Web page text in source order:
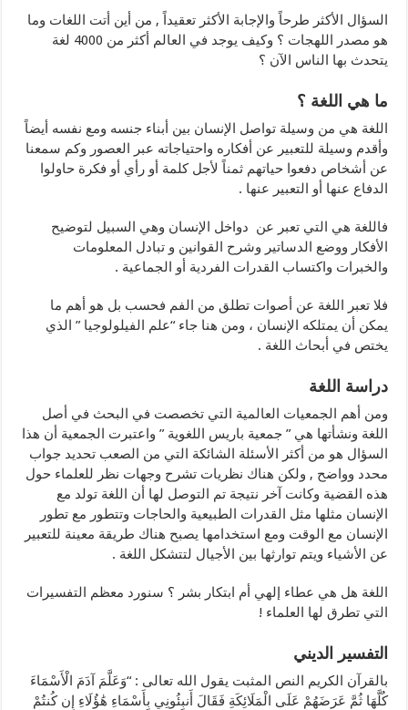
السؤال الأكثر طرحاً والإجابة الأكثر تعقيداً , من أين أتت اللغات وما
هو مصدر اللهجات ؟ وكيف يوجد في العالم أكثر من 4000 لغة
يتحدث بها الناس الآن ؟
ما هي اللغة ؟
اللغة هي من وسيلة تواصل الإنسان بين أبناء جنسه ومع نفسه أيضاً
وأقدم وسيلة للتعبير عن أفكاره واحتياجاته عبر العصور وكم سمعنا
عن أشخاص دفعوا حياتهم ثمناً لأجل كلمة أو رأي أو فكرة حاولوا
الدفاع عنها أو التعبير عنها .
فاللغة هي التي تعبر عن دواخل الإنسان وهي السبيل لتوضيح
الأفكار ووضع الدساتير وشرح القوانين و تبادل المعلومات
والخبرات واكتساب القدرات الفردية أو الجماعية .
فلا تعبر اللغة عن أصوات تطلق من الفم فحسب بل هو أهم ما
يمكن أن يمتلكه الإنسان ، ومن هنا جاء “علم الفيلولوجيا ” الذي
يختص في أبحاث اللغة .
دراسة اللغة
ومن أهم الجمعيات العالمية التي تخصصت في البحث في أصل
اللغة ونشأتها هي ” جمعية باريس اللغوية ” واعتبرت الجمعية أن هذا
السؤال هو من أكثر الأسئلة الشائكة التي من الصعب تحديد جواب
محدد وواضح , ولكن هناك نظريات تشرح وجهات نظر للعلماء حول
هذه القضية وكانت آخر نتيجة تم التوصل لها أن اللغة تولد مع
الإنسان مثلها مثل القدرات الطبيعية والحاجات وتتطور مع تطور
الإنسان مع الوقت ومع استخدامها يصبح هناك طريقة معينة للتعبير
عن الأشياء ويتم توارثها بين الأجيال لتتشكل اللغة .
اللغة هل هي عطاء إلهي أم ابتكار بشر ؟ سنورد معظم التفسيرات
التي تطرق لها العلماء !
التفسير الديني
بالقرآن الكريم النص المثبت يقول الله تعالى : “وَعَلَّمَ آدَمَ الْأَسْمَاءَ
كُلَّهَا ثُمَّ عَرَضَهُمْ عَلَى الْمَلَائِكَةِ فَقَالَ أَنبِئُونِي بِأَسْمَاءِ هَٰؤُلَاءِ إِن كُنتُمْ